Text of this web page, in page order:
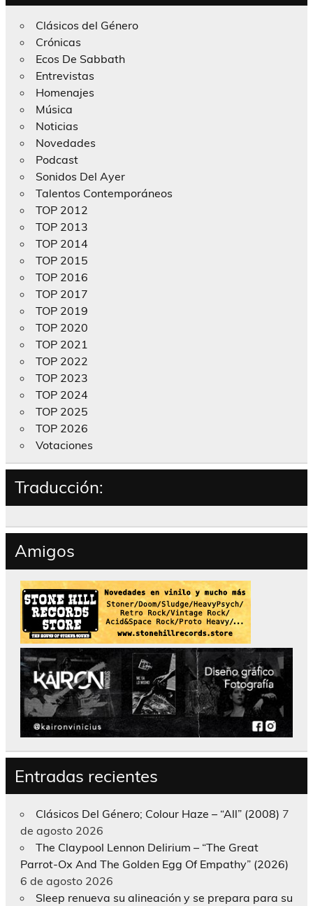
Clásicos del Género
Crónicas
Ecos De Sabbath
Entrevistas
Homenajes
Música
Noticias
Novedades
Podcast
Sonidos Del Ayer
Talentos Contemporáneos
TOP 2012
TOP 2013
TOP 2014
TOP 2015
TOP 2016
TOP 2017
TOP 2019
TOP 2020
TOP 2021
TOP 2022
TOP 2023
TOP 2024
TOP 2025
TOP 2026
Votaciones
Traducción:
Amigos
Entradas recientes
Clásicos Del Género; Colour Haze – “All” (2008) 7
de agosto 2026
The Claypool Lennon Delirium – “The Great
Parrot-Ox And The Golden Egg Of Empathy” (2026)
6 de agosto 2026
Sleep renueva su alineación y se prepara para su